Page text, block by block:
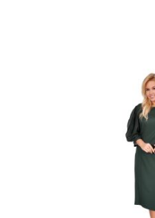
do